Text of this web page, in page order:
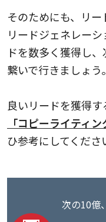
そのためにも、リ
リードジェネレー
ドを数多く獲得し
繋いで行きましょう。
良いリードを獲得
「コピーライティ
ひ参考にしてくださ
次の10